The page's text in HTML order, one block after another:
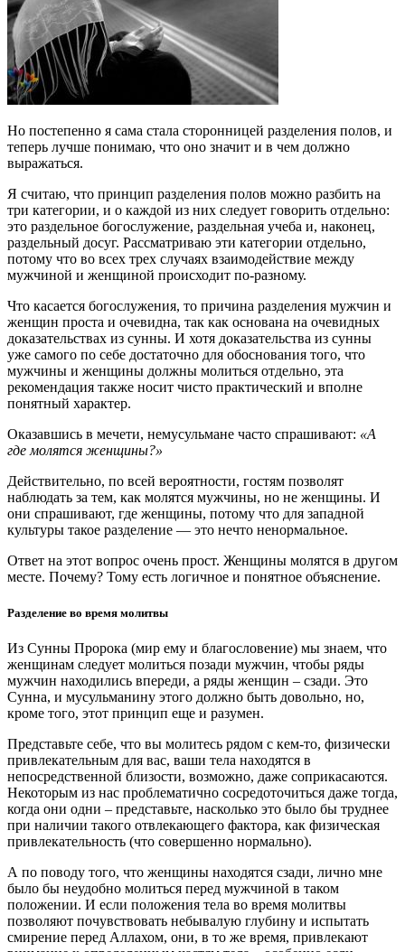
Но постепенно я сама стала сторонницей разделения полов, и
теперь лучше понимаю, что оно значит и в чем должно
выражаться.
Я считаю, что принцип разделения полов можно разбить на
три категории, и о каждой из них следует говорить отдельно:
это раздельное богослужение, раздельная учеба и, наконец,
раздельный досуг. Рассматриваю эти категории отдельно,
потому что во всех трех случаях взаимодействие между
мужчиной и женщиной происходит по-разному.
Что касается богослужения, то причина разделения мужчин и
женщин проста и очевидна, так как основана на очевидных
доказательствах из сунны. И хотя доказательства из сунны
уже самого по себе достаточно для обоснования того, что
мужчины и женщины должны молиться отдельно, эта
рекомендация также носит чисто практический и вполне
понятный характер.
Оказавшись в мечети, немусульмане часто спрашивают: «А
где молятся женщины?»
Действительно, по всей вероятности, гостям позволят
наблюдать за тем, как молятся мужчины, но не женщины. И
они спрашивают, где женщины, потому что для западной
культуры такое разделение — это нечто ненормальное.
Ответ на этот вопрос очень прост. Женщины молятся в другом
месте. Почему? Тому есть логичное и понятное объяснение.
Разделение во время молитвы
Из Сунны Пророка (мир ему и благословение) мы знаем, что
женщинам следует молиться позади мужчин, чтобы ряды
мужчин находились впереди, а ряды женщин – сзади. Это
Сунна, и мусульманину этого должно быть довольно, но,
кроме того, этот принцип еще и разумен.
Представьте себе, что вы молитесь рядом с кем-то, физически
привлекательным для вас, ваши тела находятся в
непосредственной близости, возможно, даже соприкасаются.
Некоторым из нас проблематично сосредоточиться даже тогда,
когда они одни – представьте, насколько это было бы труднее
при наличии такого отвлекающего фактора, как физическая
привлекательность (что совершенно нормально).
А по поводу того, что женщины находятся сзади, лично мне
было бы неудобно молиться перед мужчиной в таком
положении. И если положения тела во время молитвы
позволяют почувствовать небывалую глубину и испытать
смирение перед Аллахом, они, в то же время, привлекают